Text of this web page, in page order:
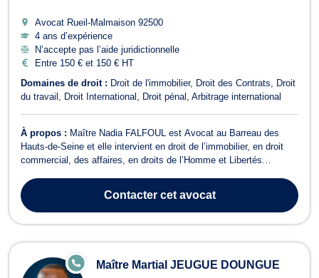
Avocat Rueil-Malmaison 92500
4 ans d’expérience
N’accepte pas l’aide juridictionnelle
Entre 150 € et 150 € HT
Domaines de droit : Droit de l'immobilier Droit des Contrats
Droit
du travail
Droit International Droit pénal Arbitrage international
À propos : Maître Nadia FALFOUL est Avocat au Barreau des
Hauts-de-Seine et elle intervient en droit de l’immobilier, en droit
commercial, des affaires, en droits de l’Homme et Libertés
asile et étrangers, en droit pénal nationale et internationale,
criminalité internatio...Contactercet avocat
Maître Martial JEUGUE DOUNGUE
E
N